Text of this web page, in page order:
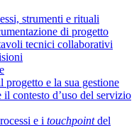
strumenti e rituali
di progetto
tecnici collaborativi
progetto e la sua gestione
contesto d’uso del servizio
e i touchpointdel